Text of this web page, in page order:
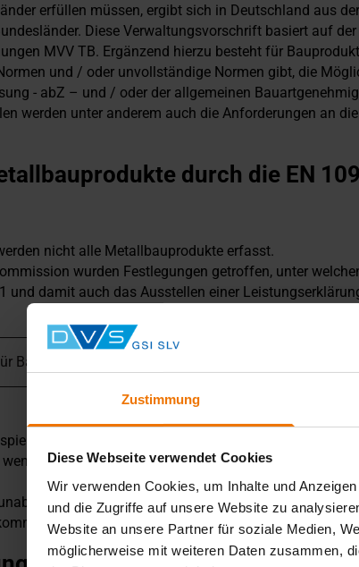
Zustimmung
Diese Webseite verwendet Cookies
Wir verwenden Cookies, um Inhalte und
und die Zugriffe auf unsere Website zu
Website an unsere Partner für soziale Medien,
möglicherweise mit weiteren Daten zusammen,
erfüllen müssen, ergibt sich in Deutschland aus
Diese Verwaltungsvorschrift basiert auf
MVV TB. Ergänzend hierzu besteht für
und / oder unvollständige Normen gibt, die
- abZ – und / oder der allgemeinen
werden unter anderem auch die Anforderungen an
durch die EN
nicht alle Metallbauprodukte erfasst.
wurden Festlegungen getroffen, unter
und damit auch das Ausstellen einer
Bautechnik
nicht in den Anwendungsbereich der EN 1090-
deren Leistung keinen Einfluss auf die
von der EN 1090-1:2009+A1:2011 für die
kann.